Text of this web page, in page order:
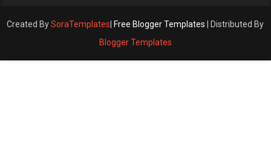
Created BySoraTemplates Free Blogger Templates | Distributed By
Blogger Templates